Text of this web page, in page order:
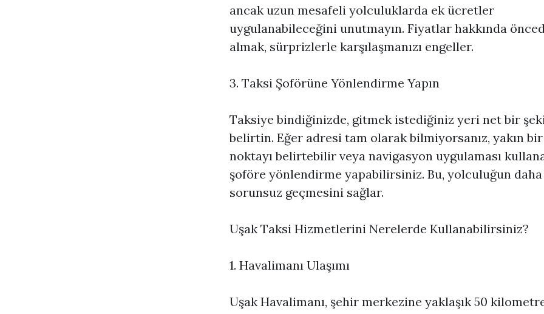
ancak uzun mesafeli yolculuklarda ek ücretler
uygulanabileceğini unutmayın. Fiyatlar hakkında
almak, sürprizlerle karşılaşmanızı engeller.
3. Taksi Şoförüne Yönlendirme Yapın
Taksiye bindiğinizde, gitmek istediğiniz yeri net bir
belirtin. Eğer adresi tam olarak bilmiyorsanız, yakın bir
noktayı belirtebilir veya navigasyon uygulaması
şoföre yönlendirme yapabilirsiniz. Bu, yolculuğun daha
sorunsuz geçmesini sağlar.
Uşak Taksi Hizmetlerini Nerelerde Kullanabilirsiniz?
1. Havalimanı Ulaşımı
Uşak Havalimanı, şehir merkezine yaklaşık 50